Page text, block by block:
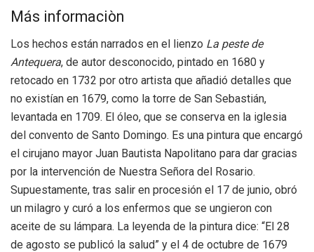
Más informaciòn
Los hechos están narrados en el lienzo La peste de
Antequera, de autor desconocido, pintado en 1680 y
retocado en 1732 por otro artista que añadió detalles que
no existían en 1679, como la torre de San Sebastián,
levantada en 1709. El óleo, que se conserva en la iglesia
del convento de Santo Domingo. Es una pintura que encargó
el cirujano mayor Juan Bautista Napolitano para dar gracias
por la intervención de Nuestra Señora del Rosario.
Supuestamente, tras salir en procesión el 17 de junio, obró
un milagro y curó a los enfermos que se ungieron con
aceite de su lámpara. La leyenda de la pintura dice: “El 28
de agosto se publicó la salud” y el 4 de octubre de 1679